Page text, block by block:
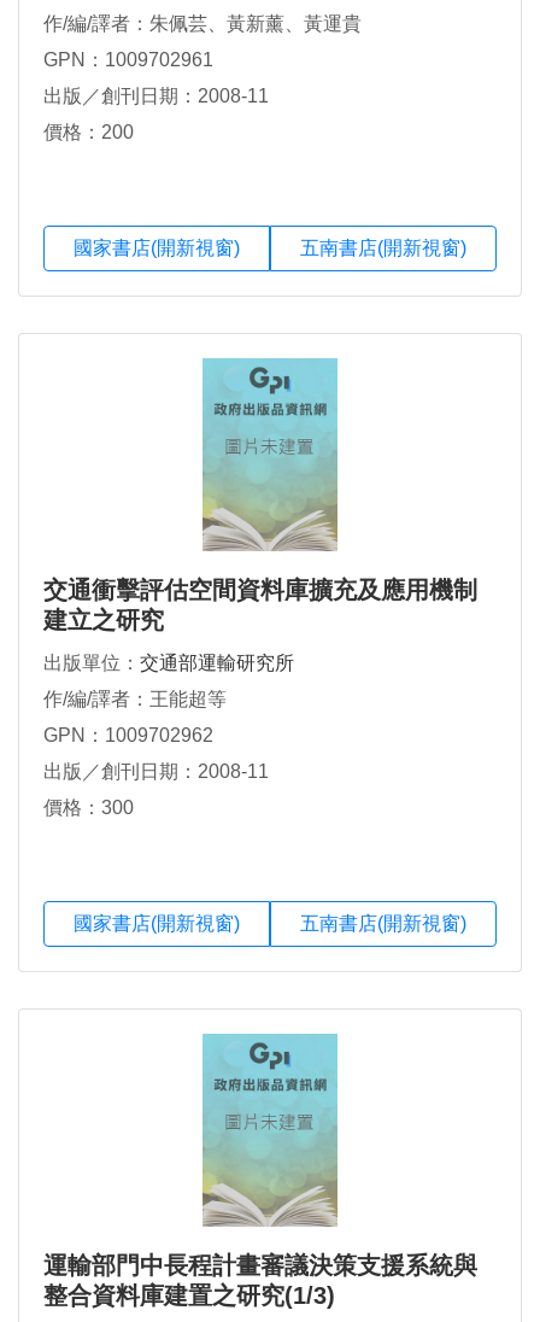
作/編/譯者：朱佩芸、黃新薰、黃運貴
GPN：1009702961
出版／創刊日期：2008-11
價格：200
國家書店(開新視窗) 五南書店(開新視窗)
交通衝擊評估空間資料庫擴充及應用機制
建立之研究
出版單位： 交通部運輸研究所
作/編/譯者：王能超等
GPN：1009702962
出版／創刊日期：2008-11
價格：300
國家書店(開新視窗) 五南書店(開新視窗)
運輸部門中長程計畫審議決策支援系統與
整合資料庫建置之研究(1/3)